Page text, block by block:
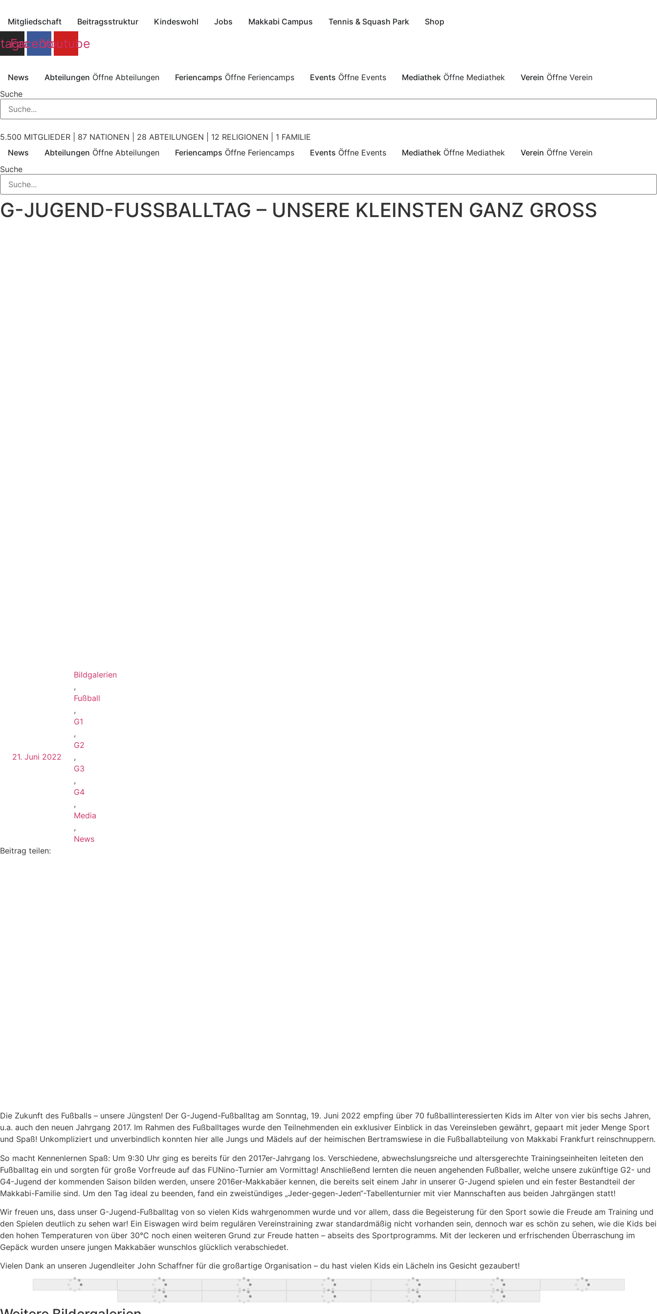
Inhalt
springen
Mitgliedschaft Beitragsstruktur Kindeswohl Jobs Makkabi Campus Tennis & Squash Park Shop
Facebook
Youtube
News Abteilungen Öffne Abteilungen Feriencamps Öffne Feriencamps Events Öffne Events Mediathek Öffne Mediathek Verein Öffne Verein
Suche
5.500 MITGLIEDER | 87 NATIONEN | 28 ABTEILUNGEN | 12 RELIGIONEN | 1 FAMILIE
News
Abteilungen Öffne Abteilungen Feriencamps Öffne Feriencamps Events Öffne Events Mediathek Öffne Mediathek Verein Öffne Verein
Suche
G-JUGEND-FUSSBALLTAG – UNSERE KLEINSTEN GANZ GROSS
21. Juni 2022
Bildgalerien
,
Fußball
,
G1
,
G2
,
G3
,
G4
,
Media
,
News
Beitrag teilen:
Die Zukunft des Fußballs – unsere Jüngsten! Der G-Jugend-Fußballtag am Sonntag, 19. Juni 2022 empfing über 70 fußballinteressierten Kids im Alter von vier bis sechs Jahren,
u.a. auch den neuen Jahrgang 2017. Im Rahmen des Fußballtages wurde den Teilnehmenden ein exklusiver Einblick in das Vereinsleben gewährt, gepaart mit jeder Menge Sport
und Spaß! Unkompliziert und unverbindlich konnten hier alle Jungs und Mädels auf der heimischen Bertramswiese in die Fußballabteilung von Makkabi Frankfurt reinschnuppern.
So macht Kennenlernen Spaß: Um 9:30 Uhr ging es bereits für den 2017er-Jahrgang los. Verschiedene, abwechslungsreiche und altersgerechte Trainingseinheiten leiteten den
Fußballtag ein und sorgten für große Vorfreude auf das FUNino-Turnier am Vormittag! Anschließend lernten die neuen angehenden Fußballer, welche unsere zukünftige G2- und
G4-Jugend der kommenden Saison bilden werden, unsere 2016er-Makkabäer kennen, die bereits seit einem Jahr in unserer G-Jugend spielen und ein fester Bestandteil der
Makkabi-Familie sind. Um den Tag ideal zu beenden, fand ein zweistündiges „Jeder-gegen-Jeden“-Tabellenturnier mit vier Mannschaften aus beiden Jahrgängen statt!
Wir freuen uns, dass unser G-Jugend-Fußballtag von so vielen Kids wahrgenommen wurde und vor allem, dass die Begeisterung für den Sport sowie die Freude am Training und
den Spielen deutlich zu sehen war! Ein Eiswagen wird beim regulären Vereinstraining zwar standardmäßig nicht vorhanden sein, dennoch war es schön zu sehen, wie die Kids bei
den hohen Temperaturen von über 30°C noch einen weiteren Grund zur Freude hatten – abseits des Sportprogramms. Mit der leckeren und erfrischenden Überraschung im
Gepäck wurden unsere jungen Makkabäer wunschlos glücklich verabschiedet.
Vielen Dank an unseren Jugendleiter John Schaffner für die großartige Organisation – du hast vielen Kids ein Lächeln ins Gesicht gezaubert!